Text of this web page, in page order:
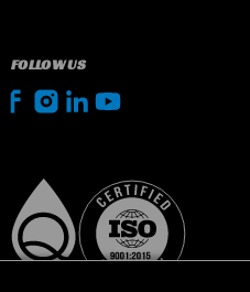
FOLLOW US